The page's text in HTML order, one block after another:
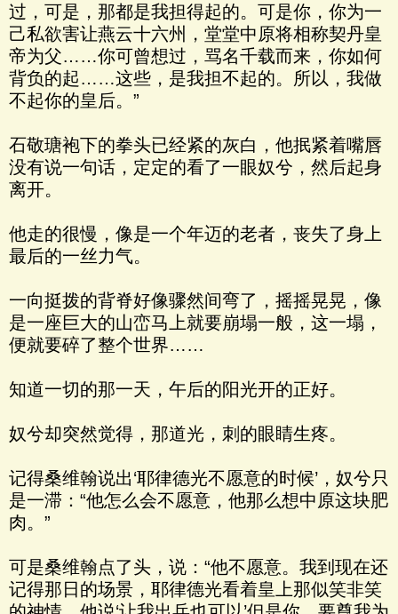
过，可是，那都是我担得起的。可是你，你为一
己私欲害让燕云十六州，堂堂中原将相称契丹皇
帝为父……你可曾想过，骂名千载而来，你如何
背负的起……这些，是我担不起的。所以，我做
不起你的皇后。”
石敬瑭袍下的拳头已经紧的灰白，他抿紧着嘴唇
没有说一句话，定定的看了一眼奴兮，然后起身
离开。
他走的很慢，像是一个年迈的老者，丧失了身上
最后的一丝力气。
一向挺拨的背脊好像骤然间弯了，摇摇晃晃，像
是一座巨大的山峦马上就要崩塌一般，这一塌，
便就要碎了整个世界……
知道一切的那一天，午后的阳光开的正好。
奴兮却突然觉得，那道光，刺的眼睛生疼。
记得桑维翰说出‘耶律德光不愿意的时候’，奴兮只
是一滞：“他怎么会不愿意，他那么想中原这块肥
肉。”
可是桑维翰点了头，说：“他不愿意。我到现在还
记得那日的场景，耶律德光看着皇上那似笑非笑